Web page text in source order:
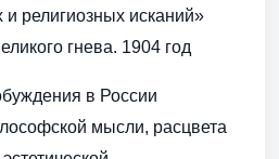
религиозных исканий»
гнева. 1904 год
в России
мысли, расцвета